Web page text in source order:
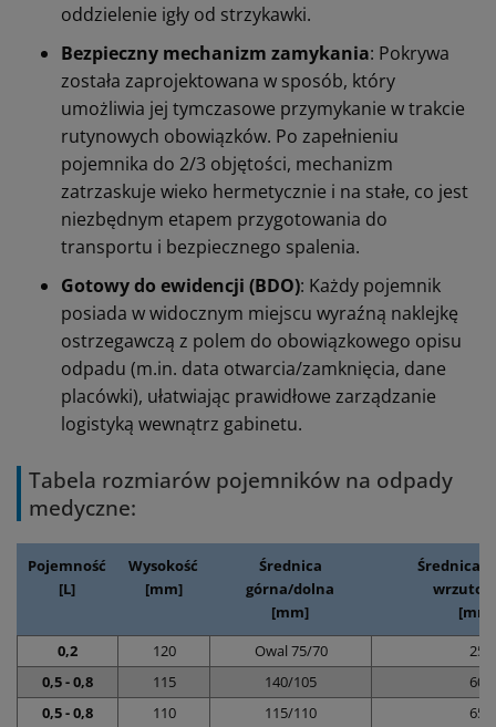
oddzielenie igły od strzykawki.
Bezpieczny mechanizm zamykania: Pokrywa
została zaprojektowana w sposób, który
umożliwia jej tymczasowe przymykanie w trakcie
rutynowych obowiązków. Po zapełnieniu
pojemnika do 2/3 objętości, mechanizm
zatrzaskuje wieko hermetycznie i na stałe, co jest
niezbędnym etapem przygotowania do
transportu i bezpiecznego spalenia.
Gotowy do ewidencji (BDO): Każdy pojemnik
posiada w widocznym miejscu wyraźną naklejkę
ostrzegawczą z polem do obowiązkowego opisu
odpadu (m.in. data otwarcia/zamknięcia, dane
placówki), ułatwiając prawidłowe zarządzanie
logistyką wewnątrz gabinetu.
Tabela rozmiarów pojemników na odpady
medyczne:
Pojemność
[L]
Wysokość
[mm]
Średnica
górna/dolna
[mm]
Średnica
[mm]
0,2
120 Owal 75/70
25
0,5 - 0,8
115 140/105
60
0,5 - 0,8
110 115/110
65